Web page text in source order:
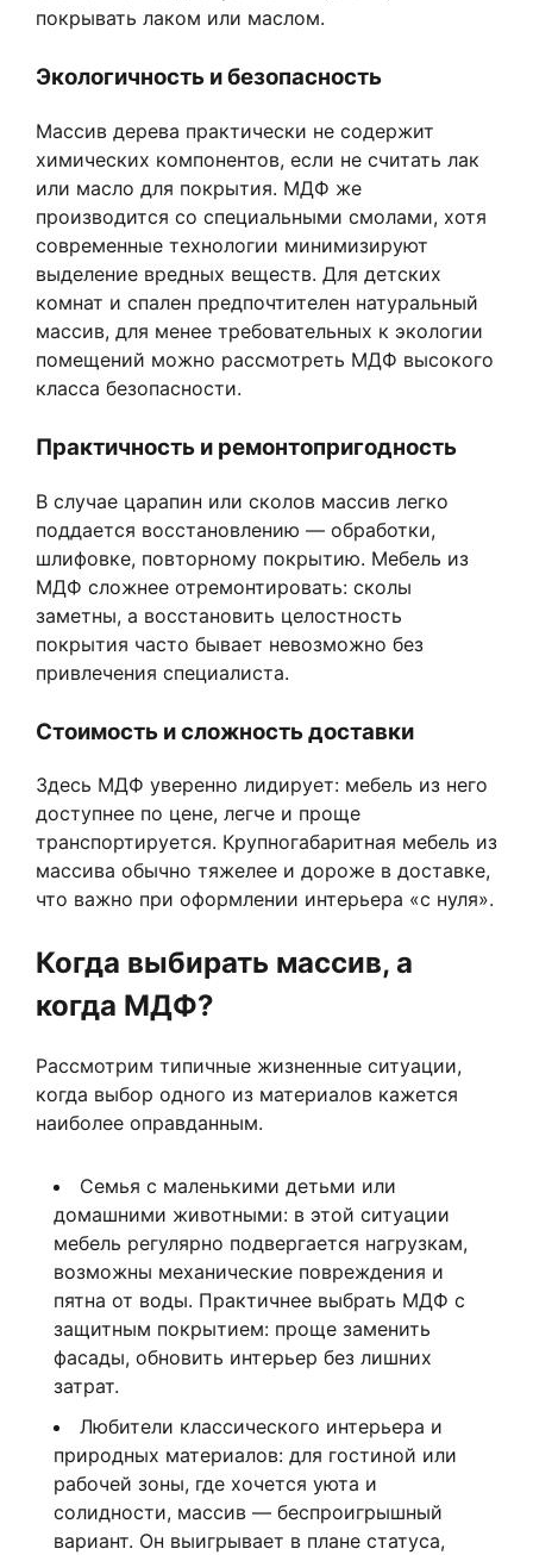
покрывать лаком или маслом.
Экологичность и безопасность
Массив дерева практически не содержит
химических компонентов, если не считать лак
или масло для покрытия. МДФ же
производится со специальными смолами, хотя
современные технологии минимизируют
выделение вредных веществ. Для детских
комнат и спален предпочтителен натуральный
массив, для менее требовательных к экологии
помещений можно рассмотреть МДФ высокого
класса безопасности.
Практичность и ремонтопригодность
В случае царапин или сколов массив легко
поддается восстановлению — обработки,
шлифовке, повторному покрытию. Мебель из
МДФ сложнее отремонтировать: сколы
заметны, а восстановить целостность
покрытия часто бывает невозможно без
привлечения специалиста.
Стоимость и сложность доставки
Здесь МДФ уверенно лидирует: мебель из него
доступнее по цене, легче и проще
транспортируется. Крупногабаритная мебель из
массива обычно тяжелее и дороже в доставке,
что важно при оформлении интерьера «с нуля».
Когда выбирать массив, а
когда МДФ?
Рассмотрим типичные жизненные ситуации,
когда выбор одного из материалов кажется
наиболее оправданным.
Семья с маленькими детьми или
домашними животными: в этой ситуации
мебель регулярно подвергается нагрузкам,
возможны механические повреждения и
пятна от воды. Практичнее выбрать МДФ с
защитным покрытием: проще заменить
фасады, обновить интерьер без лишних
затрат.
Любители классического интерьера и
природных материалов: для гостиной или
рабочей зоны, где хочется уюта и
солидности, массив — беспроигрышный
вариант. Он выигрывает в плане статуса,